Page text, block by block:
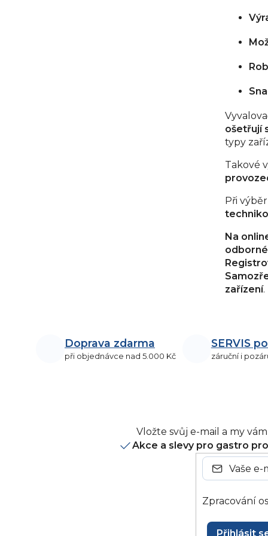
p
i
u
ošetřují
typy
Takové
Při
Na
zařízení.
Doprava zdarma
při objednávce nad 5.000 Kč
SERVIS
záruční i
Vložte svůj e-mail a my
Akce a slevy pro gastro
Zpracování
Přihlásit